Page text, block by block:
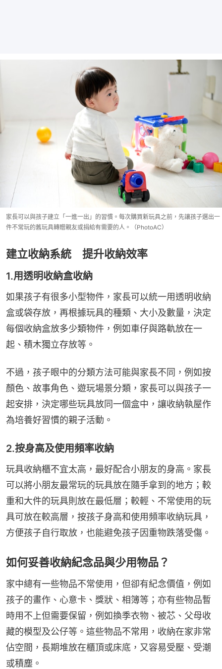
家長可以與孩子建立「一進一出」的習慣。每次購買新玩具之前，先讓孩子選出一
件不常玩的舊玩具轉贈親友或捐給有需要的人。（PhotoAC）
建立收納系統 提升收納效率
1.用透明收納盒收納
如果孩子有很多小型物件，家長可以統一用透明收納
盒或袋存放，再根據玩具的種類、大小及數量，決定
每個收納盒放多少類物件，例如車仔與路軌放在一
起、積木獨立存放等。
不過，孩子眼中的分類方法可能與家長不同，例如按
顏色、故事角色、遊玩場景分類，家長可以與孩子一
起安排，決定哪些玩具放同一個盒中，讓收納執屋作
為培養好習慣的親子活動。
2.按身高及使用頻率收納
玩具收納櫃不宜太高，最好配合小朋友的身高。家長
可以將小朋友最常玩的玩具放在隨手拿到的地方；較
重和大件的玩具則放在最低層；較輕、不常使用的玩
具可放在較高層，按孩子身高和使用頻率收納玩具，
方便孩子自行取放，也能避免孩子因重物跌落受傷。
如何妥善收納紀念品與少用物品？
家中總有一些物品不常使用，但卻有紀念價值，例如
孩子的畫作、心意卡、獎狀、相簿等；亦有些物品暫
時用不上但需要保留，例如換季衣物、被芯、父母收
藏的模型及公仔等。這些物品不常用，收納在家非常
佔空間，長期堆放在櫃頂或床底，又容易受壓、受潮
或積塵。